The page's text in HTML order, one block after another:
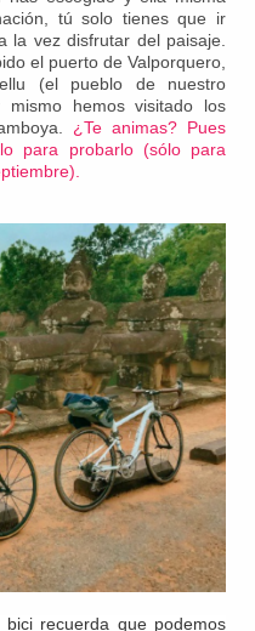
tú solo tienes que ir
la vez disfrutar del paisaje.
el puerto de Valporquero,
(el pueblo de nuestro
hemos visitado los
¿Te animas? Pues
para probarlo (sólo para
recuerda que podemos